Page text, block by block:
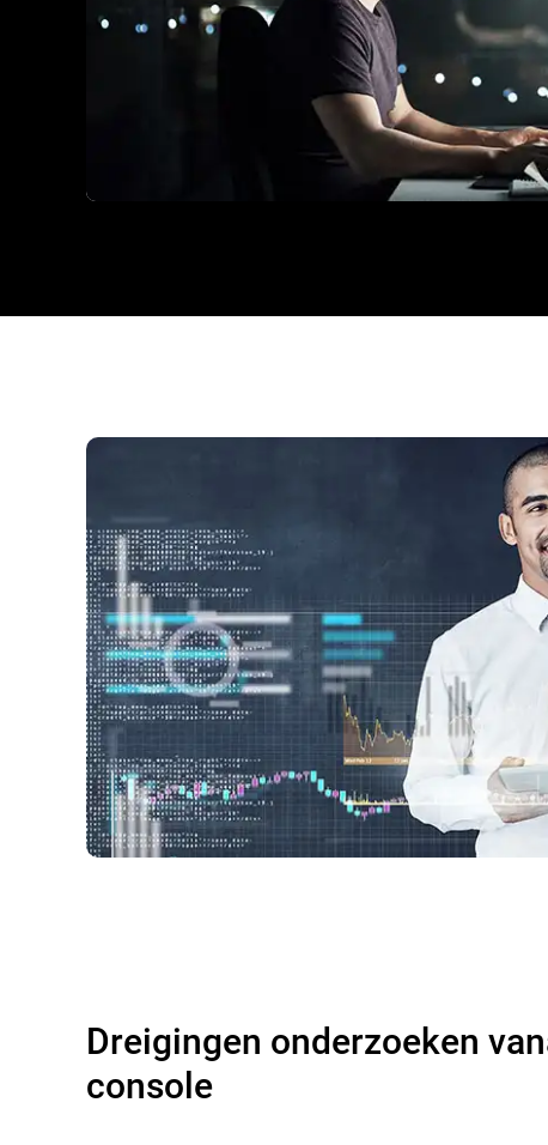
Dreigingen onderzoeken
console